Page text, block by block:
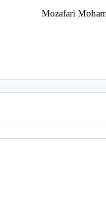
Mozafari